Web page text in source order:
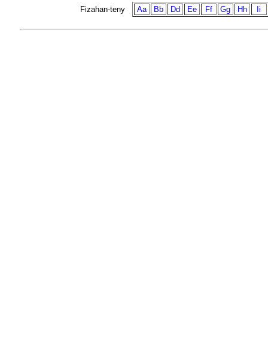
Fizahan-teny Aa Bb Dd Ee Ff Gg Hh Ii